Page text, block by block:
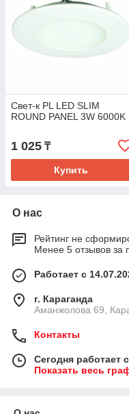
Свет-к PL LED SLIM
ROUND PANEL 3W 6000K
1 025 ₸
Купить
О нас
Рейтинг не
Менее 5 отзывов за
Работает с
г. Караганда
Аманжолова 69,
Контакты
Сегодня работает
Показать весь